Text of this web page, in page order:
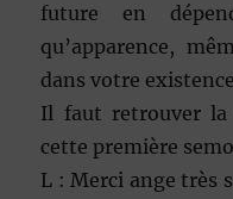
future en
qu’apparence,
dans votre
Il faut retrouver la
cette première
L : Merci ange très